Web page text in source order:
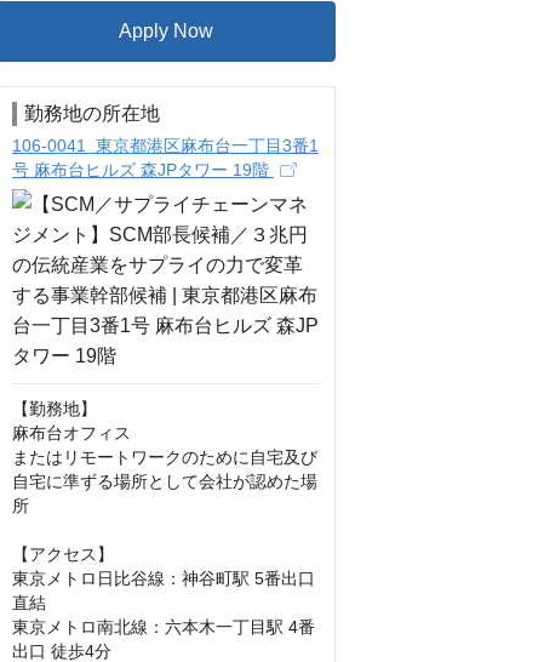
Apply Now
勤務地の所在地
106-0041 東京都港区麻布台一丁目3番1
号 麻布台ヒルズ 森JPタワー 19階
【勤務地】
麻布台オフィス
またはリモートワークのために自宅及び
自宅に準ずる場所として会社が認めた場
所
【アクセス】
東京メトロ日比谷線：神谷町駅 5番出口
直結
東京メトロ南北線：六本木一丁目駅 4番
出口 徒歩4分